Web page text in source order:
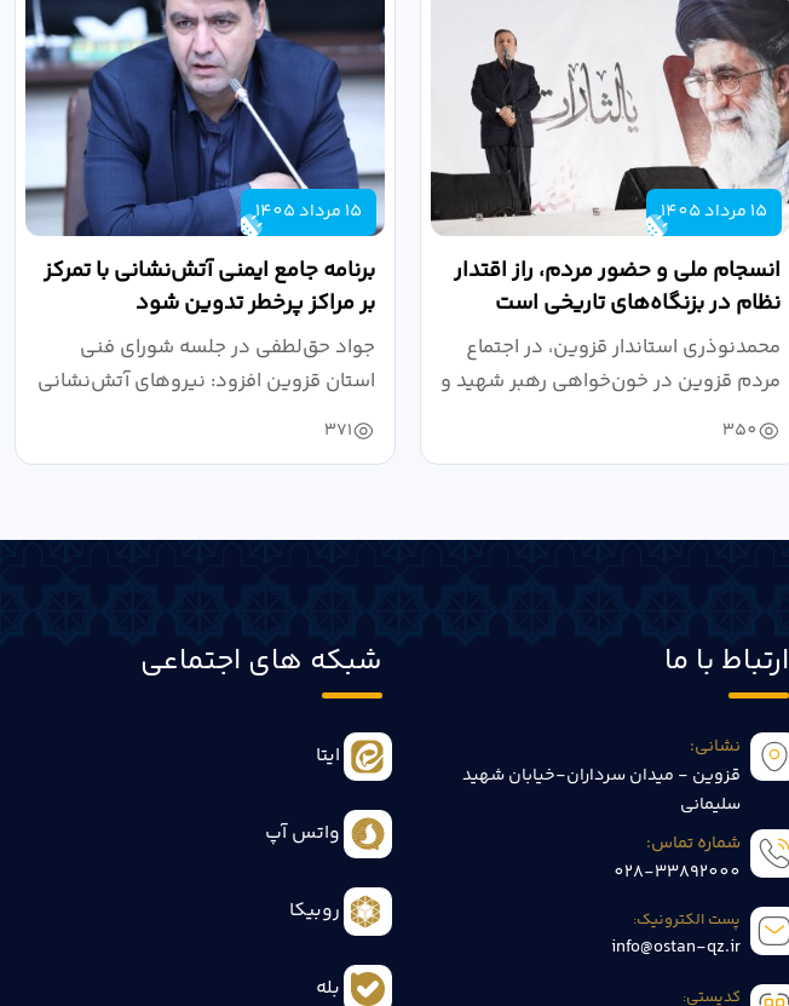
15 مرداد 1405
انسجام ملی و حضور مردم، راز اقتدار
نظام در بزنگاه‌های تاریخی است
محمدنوذری استاندار قزوین، در اجتماع
مردم قزوین در خون‌خواهی رهبر شهید و
حمایت...
350
15 مرداد 1405
برنامه جامع ایمنی آتش‌نشانی با تمرکز
بر مراکز پرخطر تدوین شود
جواد حق‌لطفی در جلسه شورای فنی
استان قزوین افزود: نیروهای آتش‌نشانی
طی سال...
371
ارتباط با ما
نشانی:
قزوین - میدان سرداران-خیابان شهید
سلیمانی
شماره تماس:
028-33892000
پست الکترونیک:
info@ostan-qz.ir
کدپستی:
شبکه های اجتماعی
ایتا
واتس آپ
روبیکا
بله